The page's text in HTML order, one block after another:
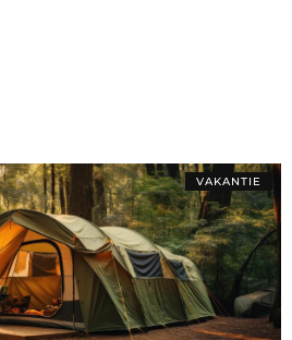
VAKANTIE